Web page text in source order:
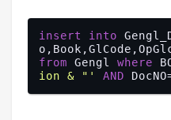
insert into
from Gengl where
ion & "'
AND